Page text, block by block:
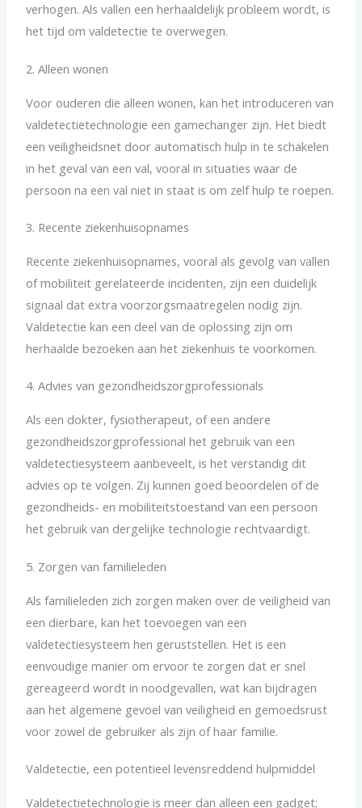
verhogen. Als vallen een herhaaldelijk probleem wordt, is
het tijd om valdetectie te overwegen.
2. Alleen wonen
Voor ouderen die alleen wonen, kan het introduceren van
valdetectietechnologie een gamechanger zijn. Het biedt
een veiligheidsnet door automatisch hulp in te schakelen
in het geval van een val, vooral in situaties waar de
persoon na een val niet in staat is om zelf hulp te roepen.
3. Recente ziekenhuisopnames
Recente ziekenhuisopnames, vooral als gevolg van vallen
of mobiliteit gerelateerde incidenten, zijn een duidelijk
signaal dat extra voorzorgsmaatregelen nodig zijn.
Valdetectie kan een deel van de oplossing zijn om
herhaalde bezoeken aan het ziekenhuis te voorkomen.
4. Advies van gezondheidszorgprofessionals
Als een dokter, fysiotherapeut, of een andere
gezondheidszorgprofessional het gebruik van een
valdetectiesysteem aanbeveelt, is het verstandig dit
advies op te volgen. Zij kunnen goed beoordelen of de
gezondheids- en mobiliteitstoestand van een persoon
het gebruik van dergelijke technologie rechtvaardigt.
5. Zorgen van familieleden
Als familieleden zich zorgen maken over de veiligheid van
een dierbare, kan het toevoegen van een
valdetectiesysteem hen geruststellen. Het is een
eenvoudige manier om ervoor te zorgen dat er snel
gereageerd wordt in noodgevallen, wat kan bijdragen
aan het algemene gevoel van veiligheid en gemoedsrust
voor zowel de gebruiker als zijn of haar familie.
Valdetectie, een potentieel levensreddend hulpmiddel
Valdetectietechnologie is meer dan alleen een gadget;